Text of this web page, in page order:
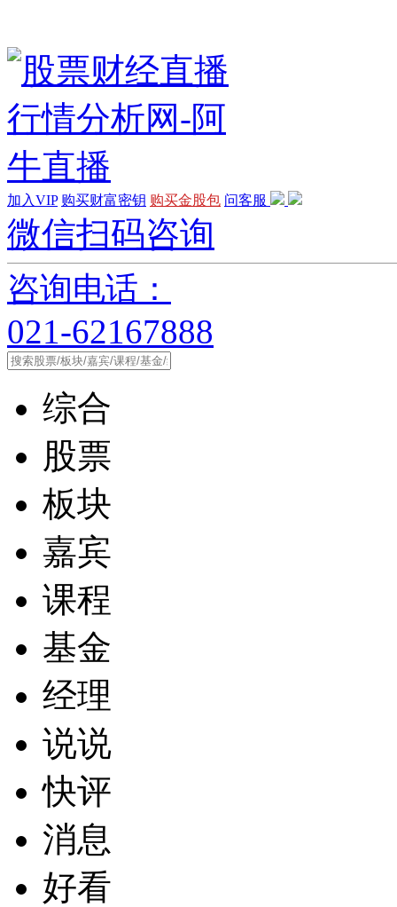
加入VIP 购买财富密钥 购买金股包 问客服
微信扫码咨询
咨询电话：
021-62167888
综合
股票
板块
嘉宾
课程
基金
经理
说说
快评
消息
好看